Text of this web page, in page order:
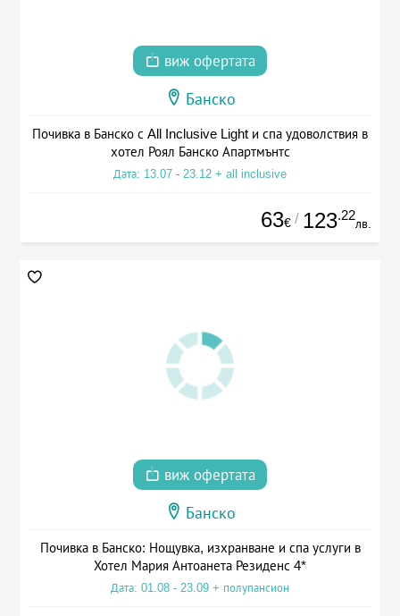
виж офертата
Банско
Почивка в Банско с All Inclusive Light и спа удоволствия в
хотел Роял Банско Апартмънтс
Дата: 13.07 - 23.12 + all inclusive
63€ / 123.22
лв.
виж офертата
Банско
Почивка в Банско: Нощувка, изхранване и спа услуги в
Хотел Мария Антоанета Резиденс 4*
Дата: 01.08 - 23.09 + полупансион